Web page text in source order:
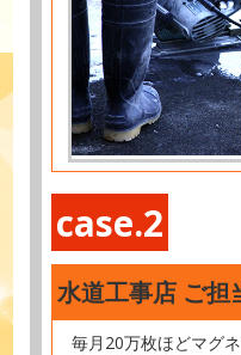
case.2
水道工事店 ご担
毎月20万枚ほどマグ